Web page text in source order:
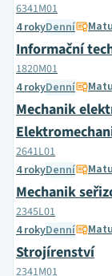
6341M01
4 rokyDenní
Informační
1820M01
4 rokyDenní
Mechanik
2641L01
4 rokyDenní
Mechanik
2345L01
4 rokyDenní
Strojírenství
2341M01